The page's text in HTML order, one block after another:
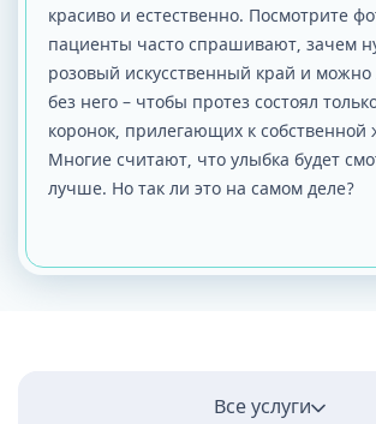
красиво и естественно. Посмотрите
пациенты часто спрашивают, зачем
розовый искусственный край и можно
без него – чтобы протез состоял
коронок, прилегающих к собственной
Многие считают, что улыбка будет
лучше. Но так ли это на самом деле?
Все услуги